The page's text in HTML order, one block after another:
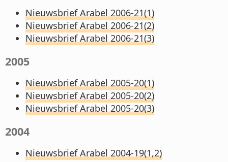
Nieuwsbrief Arabel 2006-21(1)
Nieuwsbrief Arabel 2006-21(2)
Nieuwsbrief Arabel 2006-21(3)
2005
Nieuwsbrief Arabel 2005-20(1)
Nieuwsbrief Arabel 2005-20(2)
Nieuwsbrief Arabel 2005-20(3)
2004
Nieuwsbrief Arabel 2004-19(1,2)